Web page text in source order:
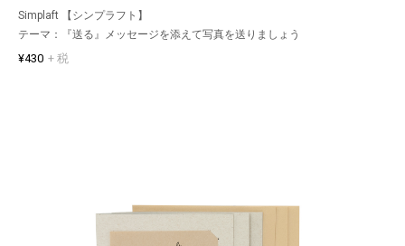
Simplaft 【シンプラフト】
テーマ：『送る』メッセージを添えて写真を送りましょう
¥430 + 税